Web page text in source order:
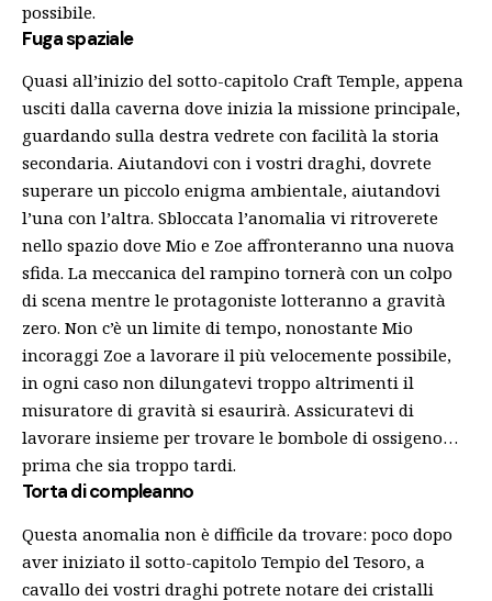
possibile.
Fuga spaziale
Quasi all’inizio del sotto-capitolo Craft Temple, appena
usciti dalla caverna dove inizia la missione principale,
guardando sulla destra vedrete con facilità la storia
secondaria. Aiutandovi con i vostri draghi, dovrete
superare un piccolo enigma ambientale, aiutandovi
l’una con l’altra. Sbloccata l’anomalia vi ritroverete
nello spazio dove Mio e Zoe affronteranno una nuova
sfida. La meccanica del rampino tornerà con un colpo
di scena mentre le protagoniste lotteranno a gravità
zero. Non c’è un limite di tempo, nonostante Mio
incoraggi Zoe a lavorare il più velocemente possibile,
in ogni caso non dilungatevi troppo altrimenti il
misuratore di gravità si esaurirà. Assicuratevi di
lavorare insieme per trovare le bombole di ossigeno…
prima che sia troppo tardi.
Torta di compleanno
Questa anomalia non è difficile da trovare: poco dopo
aver iniziato il sotto-capitolo Tempio del Tesoro, a
cavallo dei vostri draghi potrete notare dei cristalli